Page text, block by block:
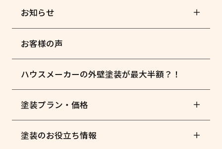
お知らせ
お客様の声
ハウスメーカーの外壁塗装が最大半額？！
塗装プラン・価格
塗装のお役立ち情報